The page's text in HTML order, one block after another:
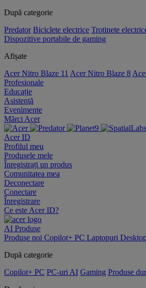
După categorie
Predator Biciclete electrice Trotinete
Dispozitive portabile de gaming
Afișate
Acer Nitro Blaze 11 Acer Nitro Blaze 8
Profesionale
Educație
Asistenţă
Evenimente
Mărci Acer
Acer ID
Profilul meu
Produsele mele
Înregistrați un produs
Comunitatea mea
Deconectare
Conectare
Înregistrare
Ce este Acer ID?
AI Produse
Produse noi Copilot+ PC Laptopuri
După categorie
Copilot+ PC PC-uri AI Gaming Produse